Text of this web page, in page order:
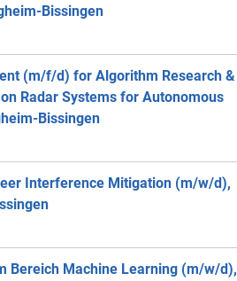
Bissingen
(m/f/d) for Algorithm Research &
Radar Systems for Autonomous
Bissingen
Interference Mitigation (m/w/d),
Bereich Machine Learning (m/w/d),